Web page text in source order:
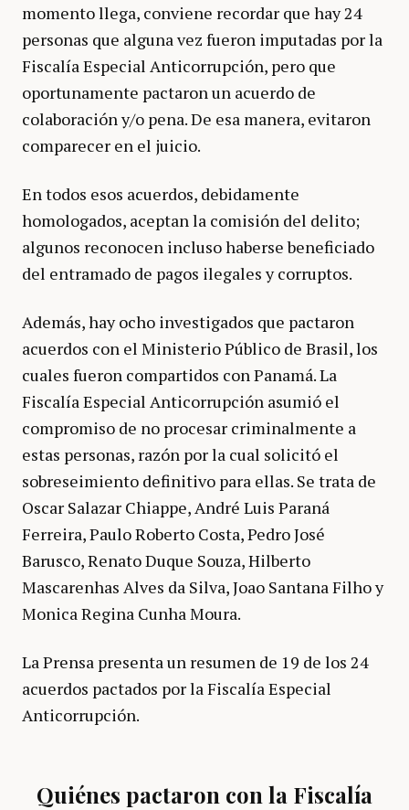
momento llega, conviene recordar que hay 24
personas que alguna vez fueron imputadas por la
Fiscalía Especial Anticorrupción, pero que
oportunamente pactaron un acuerdo de
colaboración y/o pena. De esa manera, evitaron
comparecer en el juicio.
En todos esos acuerdos, debidamente
homologados, aceptan la comisión del delito;
algunos reconocen incluso haberse beneficiado
del entramado de pagos ilegales y corruptos.
Además, hay ocho investigados que pactaron
acuerdos con el Ministerio Público de Brasil, los
cuales fueron compartidos con Panamá. La
Fiscalía Especial Anticorrupción asumió el
compromiso de no procesar criminalmente a
estas personas, razón por la cual solicitó el
sobreseimiento definitivo para ellas. Se trata de
Oscar Salazar Chiappe, André Luis Paraná
Ferreira, Paulo Roberto Costa, Pedro José
Barusco, Renato Duque Souza, Hilberto
Mascarenhas Alves da Silva, Joao Santana Filho y
Monica Regina Cunha Moura.
La Prensa presenta un resumen de 19 de los 24
acuerdos pactados por la Fiscalía Especial
Anticorrupción.
Quiénes pactaron con la Fiscalía